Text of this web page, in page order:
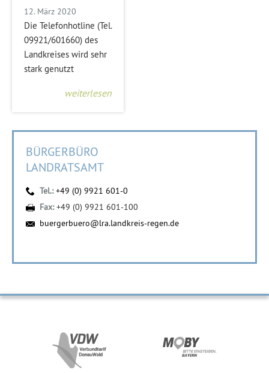
12. März 2020
Die Telefonhotline (Tel.
09921/601660) des
Landkreises wird sehr
stark genutzt
weiterlesen
BÜRGERBÜRO
LANDRATSAMT
Tel.:+49 (0) 9921 601-0
Fax:+49 (0) 9921 601-100
buergerbuero@lra.landkreis-regen.de